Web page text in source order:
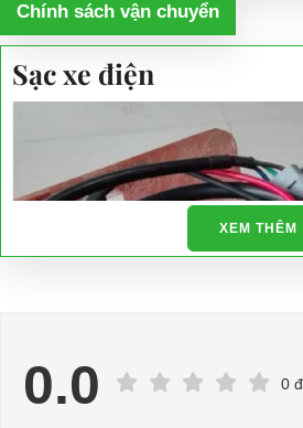
Chính sách vận chuyển
Sạc xe điện
XEM THÊM
0.0 0